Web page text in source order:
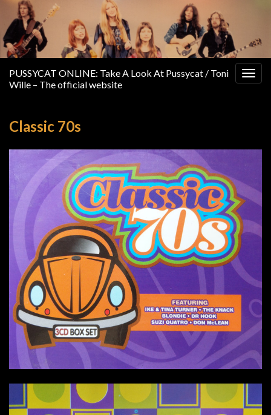
PUSSYCAT ONLINE: Take A Look At Pussycat / Toni
Wille – The official website
Classic 70s